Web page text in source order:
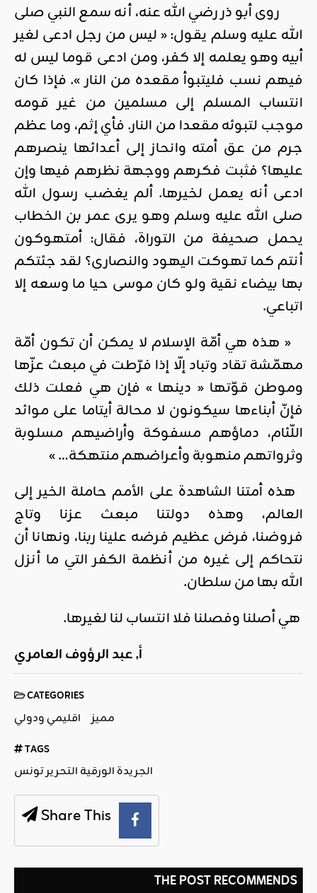
روى أبو ذر رضي الله عنه، أنه سمع النبي صلى
الله عليه وسلم يقول: « ليس من رجل ادعى لغير
أبيه وهو يعلمه إلا كفر، ومن ادعى قوما ليس له
فيهم نسب فليتبوأ مقعده من النار ». فإذا كان
انتساب المسلم إلى مسلمين من غير قومه
موجب لتبوئه مقعدا من النار. فأي إثم، وما عظم
جرم من عق أمته وانحاز إلى أعدائها ينصرهم
عليها؟ فثبت فكرهم ووجهة نظرهم فيها وإن
ادعى أنه يعمل لخيرها. ألم يغضب رسول الله
صلى الله عليه وسلم وهو يرى عمر بن الخطاب
يحمل صحيفة من التوراة، فقال: أمتهوكون
أنتم كما تهوكت اليهود والنصارى؟ لقد جئتكم
بها بيضاء نقية ولو كان موسى حيا ما وسعه إلا
اتباعي.
« هذه هي أمّة الإسلام لا يمكن أن تكون أمّة
مهمّشة تقاد وتباد إلّا إذا فرّطت في مبعث عزّها
وموطن قوّتها « دينها » فإن هي فعلت ذلك
فإنّ أبناءها سيكونون لا محالة أيتاما على موائد
اللّئام، دماؤهم مسفوكة وأراضيهم مسلوبة
وثرواتهم منهوبة وأعراضهم منتهكة… »
هذه أمتنا الشاهدة على الأمم حاملة الخير إلى
العالم، وهذه دولتنا مبعث عزنا وتاج
فروضنا، فرض عظيم فرضه علينا ربنا، ونهانا أن
نتحاكم إلى غيره من أنظمة الكفر التي ما أنزل
الله بها من سلطان.
هي أصلنا وفصلنا فلا انتساب لنا لغيرها.
أ, عبد الرؤوف العامري
CATEGORIES
اقليمي ودولي مميز
TAGS
الجريدة الورقية التحرير تونس
Share This
THE POST RECOMMENDS